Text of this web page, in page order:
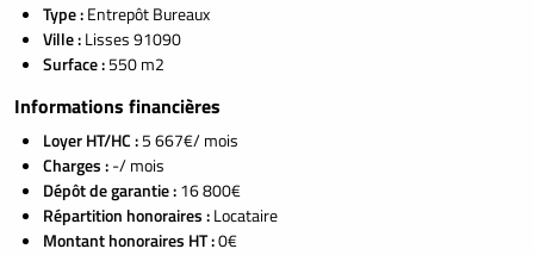
Type :Entrepôt Bureaux
Ville :Lisses 91090
Surface :550 m2
Informations financières
Loyer HT/HC :5 667€/ mois
Charges :-/ mois
Dépôt de garantie :16 800€
Répartition honoraires :Locataire
Montant honoraires HT :0€